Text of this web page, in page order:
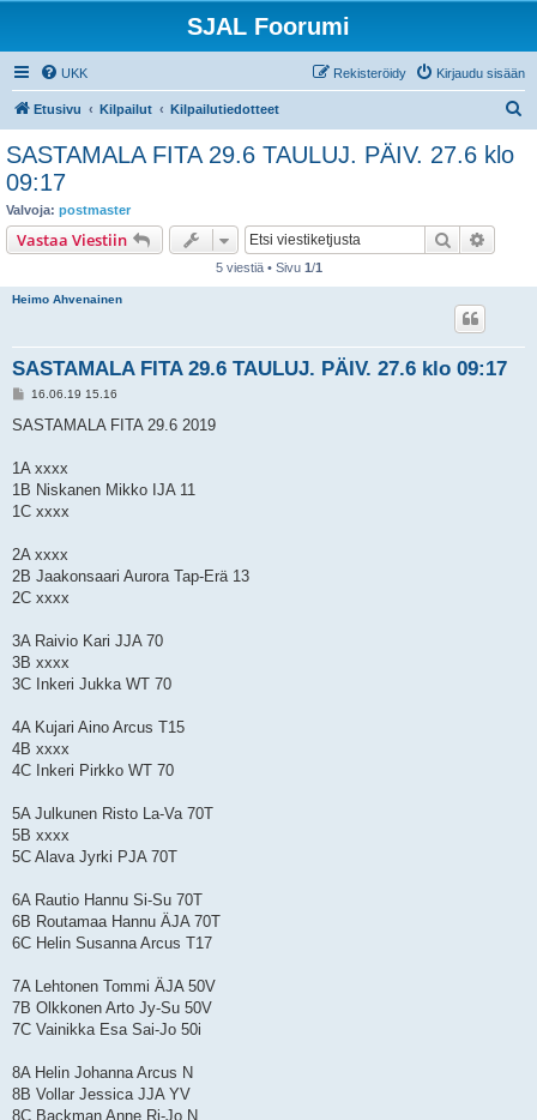
SJAL Foorumi
UKK Kirjaudu sisään
Rekisteröidy
Etusivu Kilpailut Kilpailutiedotteet
SASTAMALA FITA 29.6 TAULUJ. PÄIV. 27.6 klo
09:17
Valvoja: postmaster
Vastaa Viestiin Etsi
5 viestiä • Sivu 1/1
Heimo Ahvenainen
SASTAMALA FITA 29.6 TAULUJ. PÄIV. 27.6 klo 09:17
V
e
i
16.06.19 15.16
SASTAMALA FITA 29.6 2019
1A xxxx
1B Niskanen Mikko IJA 11
1C xxxx
2A xxxx
2B Jaakonsaari Aurora Tap-Erä 13
2C xxxx
3A Raivio Kari JJA 70
3B xxxx
3C Inkeri Jukka WT 70
4A Kujari Aino Arcus T15
4B xxxx
4C Inkeri Pirkko WT 70
5A Julkunen Risto La-Va 70T
5B xxxx
5C Alava Jyrki PJA 70T
6A Rautio Hannu Si-Su 70T
6B Routamaa Hannu ÄJA 70T
6C Helin Susanna Arcus T17
7A Lehtonen Tommi ÄJA 50V
7B Olkkonen Arto Jy-Su 50V
7C Vainikka Esa Sai-Jo 50i
8A Helin Johanna Arcus N
8B Vollar Jessica JJA YV
8C Backman Anne Ri-Jo N